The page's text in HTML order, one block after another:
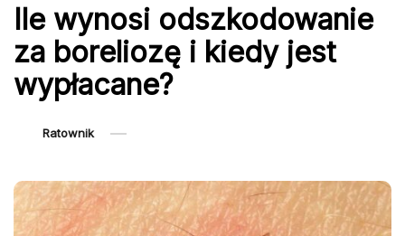
medycznego.
Ile wynosi odszkodowanie
za boreliozę i kiedy jest
wypłacane?
Ratownik